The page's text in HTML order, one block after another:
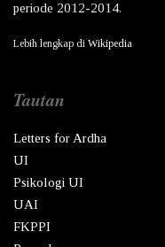
periode 2012-2014.
Lebih lengkap di Wikipedia
Tautan
Letters for Ardha
UI
Psikologi UI
UAI
FKPPI